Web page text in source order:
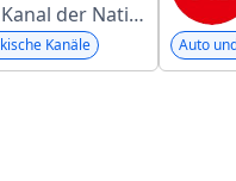
uzauz • instagram.com/uza.uz • twitter.com/uzauz • https://www.youtube.com/c/UzAuzb @uzareklama
Kanäle Auto